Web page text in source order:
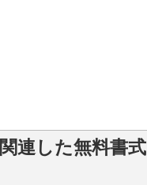
連した無料書式